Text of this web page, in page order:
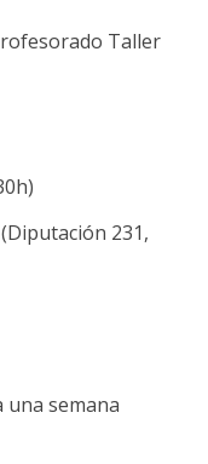
Taller
231,
semana